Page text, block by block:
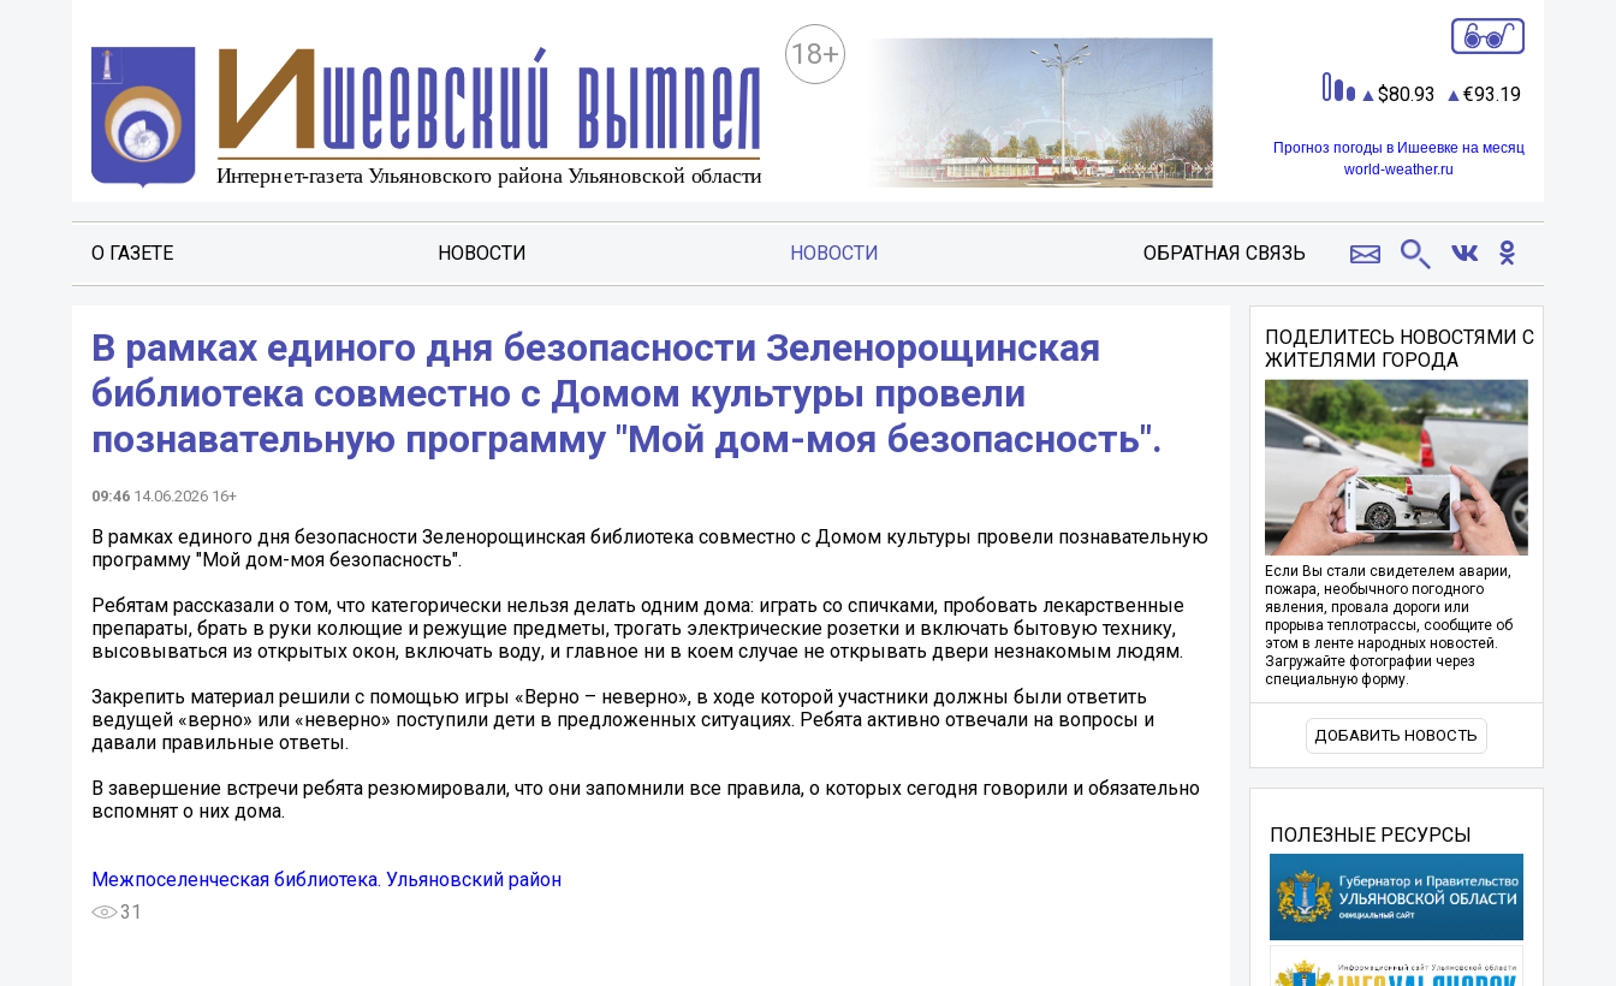
18+
80.93 93.19
Прогноз погоды в Ишеевке на месяц
world-weather.ru
О ГАЗЕТЕ НОВОСТИ НОВОСТИ ОБРАТНАЯ СВЯЗЬ
В рамках единого дня безопасности Зеленорощинская
библиотека совместно с Домом культуры провели
познавательную программу "Мой дом-моя безопасность".
09:46 14.06.2026 16+
В рамках единого дня безопасности Зеленорощинская библиотека совместно с Домом культуры провели познавательную
программу "Мой дом-моя безопасность".
Ребятам рассказали о том, что категорически нельзя делать одним дома: играть со спичками, пробовать лекарственные
препараты, брать в руки колющие и режущие предметы, трогать электрические розетки и включать бытовую технику,
высовываться из открытых окон, включать воду, и главное ни в коем случае не открывать двери незнакомым людям.
Закрепить материал решили с помощью игры «Верно – неверно», в ходе которой участники должны были ответить
ведущей «верно» или «неверно» поступили дети в предложенных ситуациях. Ребята активно отвечали на вопросы и
давали правильные ответы.
В завершение встречи ребята резюмировали, что они запомнили все правила, о которых сегодня говорили и обязательно
вспомнят о них дома.
Межпоселенческая библиотека. Ульяновский район
31
ПОДЕЛИТЕСЬ НОВОСТЯМИ С
ЖИТЕЛЯМИ ГОРОДА
Если Вы стали свидетелем аварии,
пожара, необычного погодного
явления, провала дороги или
прорыва теплотрассы, сообщите об
этом в ленте народных новостей.
Загружайте фотографии через
специальную форму.
ДОБАВИТЬ НОВОСТЬ
ПОЛЕЗНЫЕ РЕСУРСЫ